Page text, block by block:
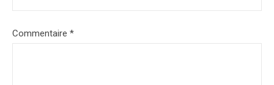
Commentaire *